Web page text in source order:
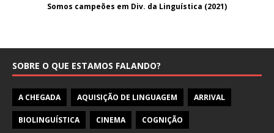
Somos campeões em Div. da Linguística (2021)
SOBRE O QUE ESTAMOS FALANDO?
A CHEGADA AQUISIÇÃO DE LINGUAGEM ARRIVAL
BIOLINGUÍSTICA CINEMA COGNIÇÃO